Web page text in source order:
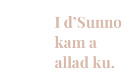
I d’Sunno
kam a
allad ku.